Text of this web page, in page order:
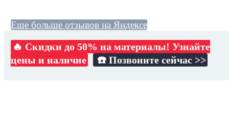
Еще больше отзывов на Яндексе
🔥 Скидки до 50% на материалы! Узнайте
цены и наличие
☎️ Позвоните сейчас >>